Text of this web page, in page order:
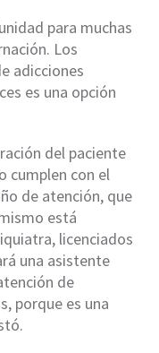
para muchas
Los
adicciones
es una opción
del paciente
cumplen con el
de atención, que
está
licenciados
una asistente
de
porque es una